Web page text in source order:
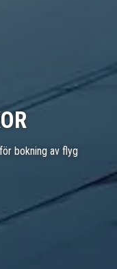
bokning av flyg